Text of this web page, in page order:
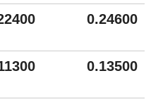
0.24600
0.13500